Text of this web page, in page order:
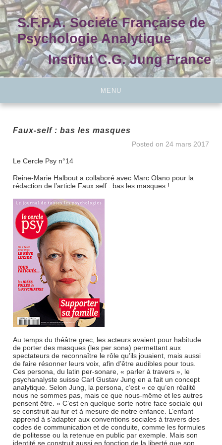
Skip
to
contentS.F.P.A. Société Française de
Psychologie Analytique
Institut C.G. Jung France
MENU
Faux-self : bas les masques
Posted on 24 mars 2017
Le Cercle Psy n°14
Reine-Marie Halbout a collaboré avec Marc Olano pour la
rédaction de l’article Faux self : bas les masques !
Au temps du théâtre grec, les acteurs avaient pour habitude
de porter des masques (les per sona) permettant aux
spectateurs de reconnaître le rôle qu’ils jouaient, mais aussi
de faire résonner leurs voix, afin d’être audibles pour tous.
Ces persona, du latin per-sonare, « parler à travers », le
psychanalyste suisse Carl Gustav Jung en a fait un concept
analytique. Selon Jung, la persona, c’est « ce qu’en réalité
nous ne sommes pas, mais ce que nous-même et les autres
pensent être. » C’est en quelque sorte notre face sociale qui
se construit au fur et à mesure de notre enfance. L’enfant
apprend à s’adapter aux conventions sociales à travers des
codes de communication et de conduite, comme les formules
de politesse ou la retenue en public par exemple. Mais son
identité se construit aussi en fonction de la liberté que son